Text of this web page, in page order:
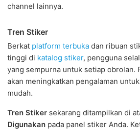
channel lainnya.
Tren Stiker
Berkat platform terbuka dan ribuan
tinggi di katalog stiker, pengguna
yang sempurna untuk setiap obrolan.
akan meningkatkan pengalaman
mudah.
Tren Stiker sekarang ditampilkan di
Digunakan pada panel stiker Anda.